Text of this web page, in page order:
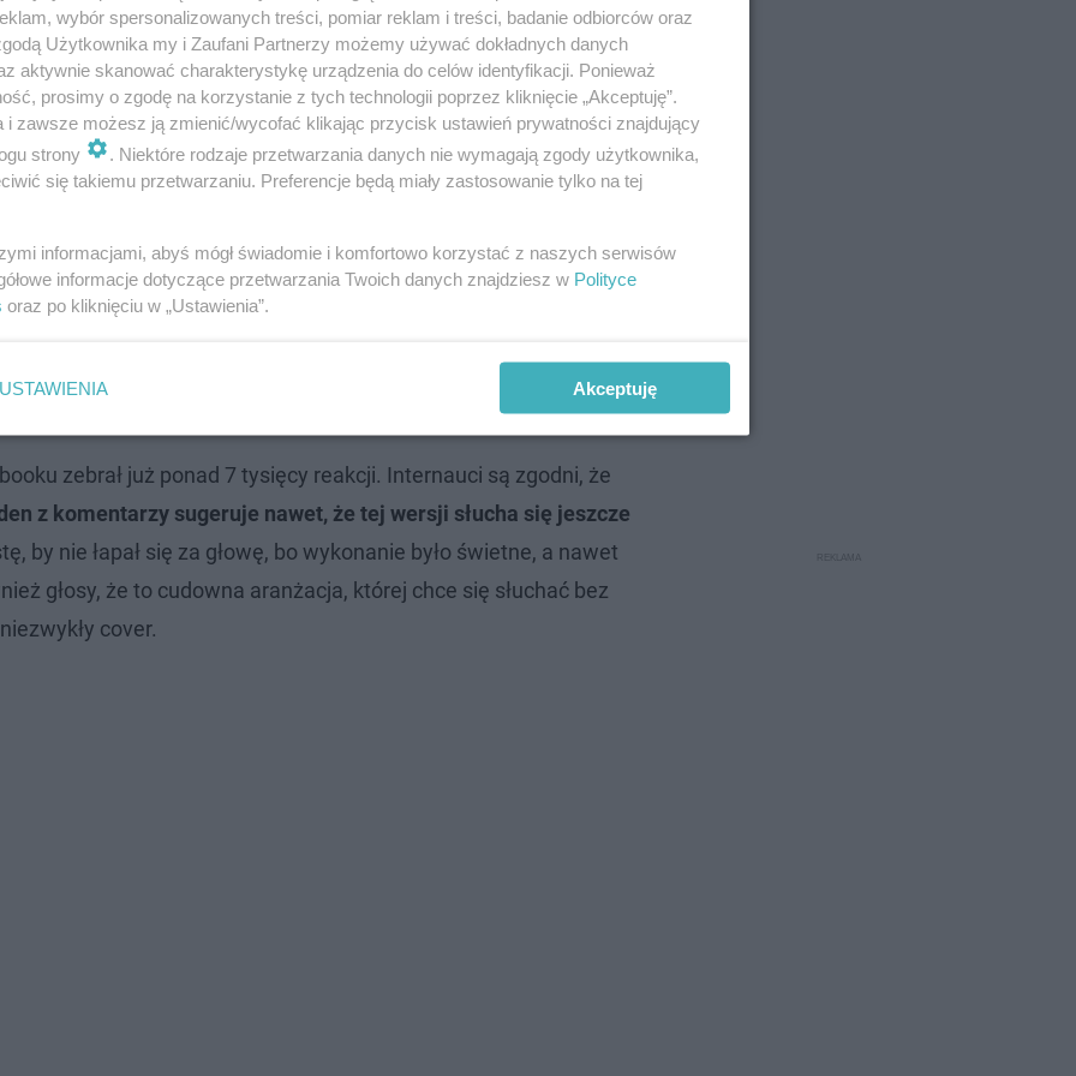
że nie płacił składek ZUS
słynie z tworzenia coverów w języku francuskim.Muzycy
hit Piaska, ale zrobili to w wyjątkowy sposób, bozaprosili do
Andrzej Piaseczny, czytając tekst z tabletu, z uśmiechem
wspólnie z zespołem magiczną atmosferę. Efekt
reakcje mówią same za siebie.
zebrał już ponad 7 tysięcy reakcji. Internauci są zgodni, że
z komentarzy sugeruje nawet, że tej wersji słucha się jeszcze
by nie łapał się za głowę, bo wykonanie było świetne, a nawet
głosy, że to cudowna aranżacja, której chce się słuchać bez
cover.
wybór spersonalizowanych treści, pomiar reklam i treści, badanie odbiorców oraz
Użytkownika my i Zaufani Partnerzy możemy używać dokładnych danych
aktywnie skanować charakterystykę urządzenia do celów identyfikacji. Ponieważ
prosimy o zgodę na korzystanie z tych technologii poprzez kliknięcie „Akceptuję”.
i zawsze możesz ją zmienić/wycofać klikając przycisk ustawień prywatności znajdujący
strony
. Niektóre rodzaje przetwarzania danych nie wymagają zgody użytkownika,
się takiemu przetwarzaniu. Preferencje będą miały zastosowanie tylko na tej
informacjami, abyś mógł świadomie i komfortowo korzystać z naszych serwisów
informacje dotyczące przetwarzania Twoich danych znajdziesz w Polityce
oraz po kliknięciu w „Ustawienia”.
USTAWIENIA Akceptuję